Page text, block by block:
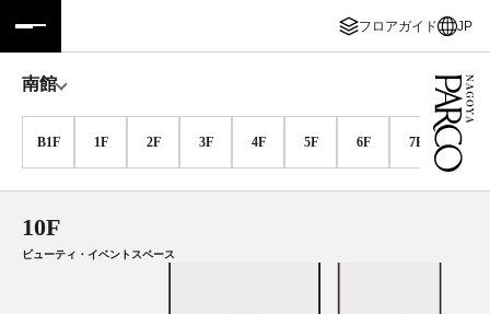
フロアガイド JP
施設案内・アクセス
イベント・ポップアップ
ニュース
繁体字
簡体字
한국어
南館
B1F 1F 2F 3F 4F 5F 6F 7F 8F
10F
ビューティ・イベントスペース